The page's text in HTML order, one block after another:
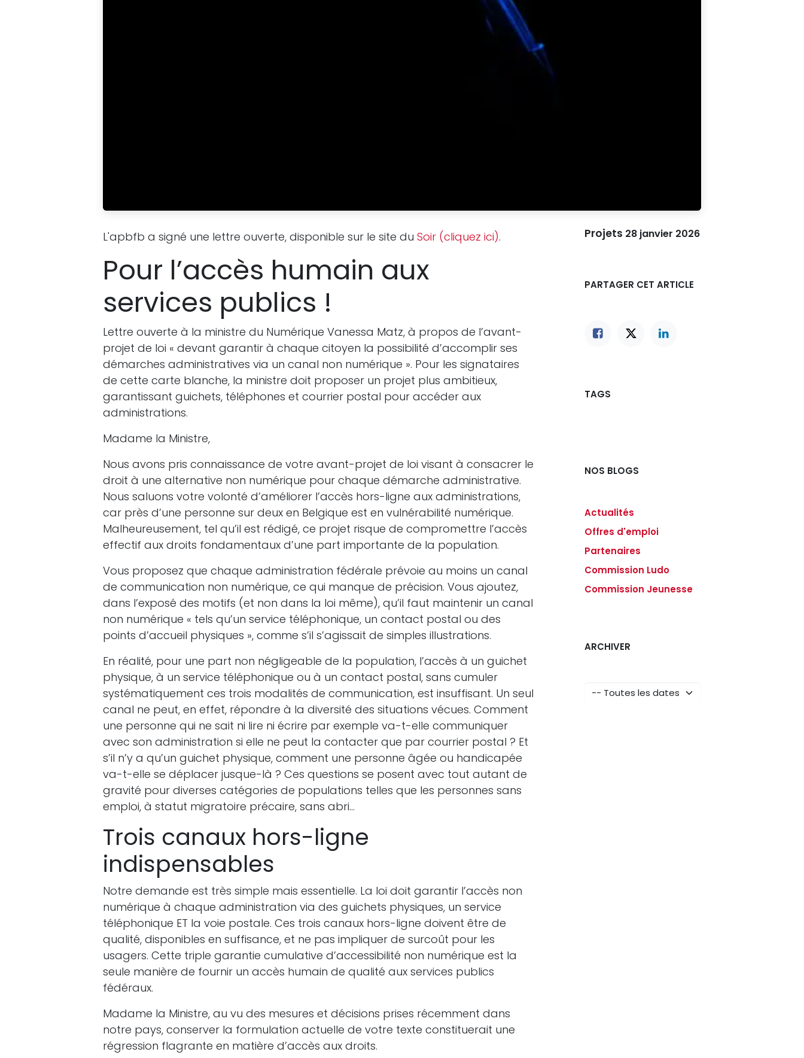
L'apbfb a signé une lettre ouverte, disponible sur le site du Soir (cliquez ici).
Pour l’accès humain aux
services publics !
Lettre ouverte à la ministre du Numérique Vanessa Matz, à propos de l’avant-
projet de loi « devant garantir à chaque citoyen la possibilité d’accomplir ses
démarches administratives via un canal non numérique ». Pour les signataires
de cette carte blanche, la ministre doit proposer un projet plus ambitieux,
garantissant guichets, téléphones et courrier postal pour accéder aux
administrations.
Madame la Ministre,
Nous avons pris connaissance de votre avant-projet de loi visant à consacrer le
droit à une alternative non numérique pour chaque démarche administrative.
Nous saluons votre volonté d’améliorer l’accès hors-ligne aux administrations,
car près d’une personne sur deux en Belgique est en vulnérabilité numérique.
Malheureusement, tel qu’il est rédigé, ce projet risque de compromettre l’accès
effectif aux droits fondamentaux d’une part importante de la population.
Vous proposez que chaque administration fédérale prévoie au moins un canal
de communication non numérique, ce qui manque de précision. Vous ajoutez,
dans l’exposé des motifs (et non dans la loi même), qu’il faut maintenir un canal
non numérique « tels qu’un service téléphonique, un contact postal ou des
points d’accueil physiques », comme s’il s’agissait de simples illustrations.
En réalité, pour une part non négligeable de la population, l’accès à un guichet
physique, à un service téléphonique ou à un contact postal, sans cumuler
systématiquement ces trois modalités de communication, est insuffisant. Un seul
canal ne peut, en effet, répondre à la diversité des situations vécues. Comment
une personne qui ne sait ni lire ni écrire par exemple va-t-elle communiquer
avec son administration si elle ne peut la contacter que par courrier postal ? Et
s’il n’y a qu’un guichet physique, comment une personne âgée ou handicapée
va-t-elle se déplacer jusque-là ? Ces questions se posent avec tout autant de
gravité pour diverses catégories de populations telles que les personnes sans
emploi, à statut migratoire précaire, sans abri…
Trois canaux hors-ligne
indispensables
Notre demande est très simple mais essentielle. La loi doit garantir l’accès non
numérique à chaque administration via des guichets physiques, un service
téléphonique ET la voie postale. Ces trois canaux hors-ligne doivent être de
qualité, disponibles en suffisance, et ne pas impliquer de surcoût pour les
usagers. Cette triple garantie cumulative d’accessibilité non numérique est la
seule manière de fournir un accès humain de qualité aux services publics
fédéraux.
Madame la Ministre, au vu des mesures et décisions prises récemment dans
notre pays, conserver la formulation actuelle de votre texte constituerait une
régression flagrante en matière d’accès aux droits.
Projets 28 janvier 2026
PARTAGER CET ARTICLE
TAGS
NOS BLOGS
Actualités
Offres d'emploi
Partenaires
Commission Ludo
Commission Jeunesse
ARCHIVER